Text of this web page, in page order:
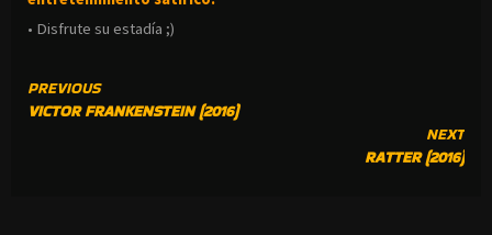
• Disfrute su estadía ;)
CONTINUE
READING
PREVIOUS
VICTOR FRANKENSTEIN (2016)
NEXT
RATTER (2016)